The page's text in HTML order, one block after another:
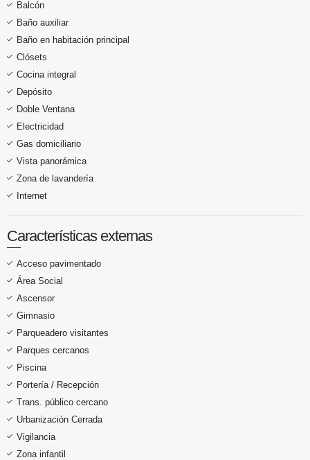
Balcón
Baño auxiliar
Baño en habitación principal
Clósets
Cocina integral
Depósito
Doble Ventana
Electricidad
Gas domiciliario
Vista panorámica
Zona de lavandería
Internet
Características externas
Acceso pavimentado
Área Social
Ascensor
Gimnasio
Parqueadero visitantes
Parques cercanos
Piscina
Portería / Recepción
Trans. público cercano
Urbanización Cerrada
Vigilancia
Zona infantil